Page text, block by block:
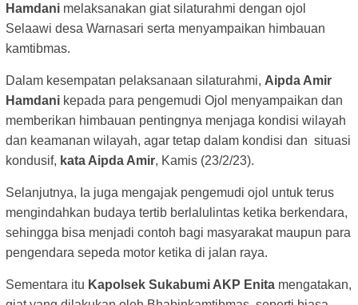
Hamdani melaksanakan giat silaturahmi dengan ojol
Selaawi desa Warnasari serta menyampaikan himbauan
kamtibmas.
Dalam kesempatan pelaksanaan silaturahmi, Aipda Amir
Hamdani kepada para pengemudi Ojol menyampaikan dan
memberikan himbauan pentingnya menjaga kondisi wilayah
dan keamanan wilayah, agar tetap dalam kondisi dan situasi
kondusif, kata Aipda Amir, Kamis (23/2/23).
Selanjutnya, Ia juga mengajak pengemudi ojol untuk terus
mengindahkan budaya tertib berlalulintas ketika berkendara,
sehingga bisa menjadi contoh bagi masyarakat maupun para
pengendara sepeda motor ketika di jalan raya.
Sementara itu Kapolsek Sukabumi AKP Enita mengatakan,